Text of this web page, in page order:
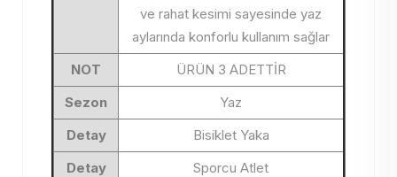
ve rahat kesimi sayesinde yaz
aylarında konforlu kullanım sağlar
NOT
ÜRÜN 3 ADETTİR
Sezon
Yaz
Detay
Bisiklet Yaka
Detay
Sporcu Atlet